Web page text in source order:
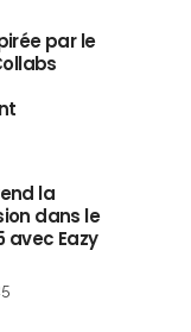
par le
la
dans le
avec Eazy